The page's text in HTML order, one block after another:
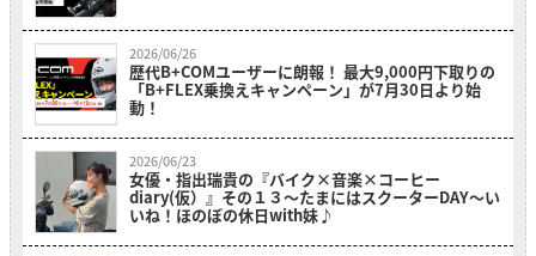
2026/06/26
歴代B+COMユーザーに朗報！ 最大9,000円下取りの
「B+FLEX乗換えキャンペーン」が7月30日より始
動！
2026/06/23
女優・指出瑞貴の『バイク×音楽×コーヒー
diary(仮）』その１３〜たまにはスクーターDAY～い
いね！ほのぼの休日with妹♪